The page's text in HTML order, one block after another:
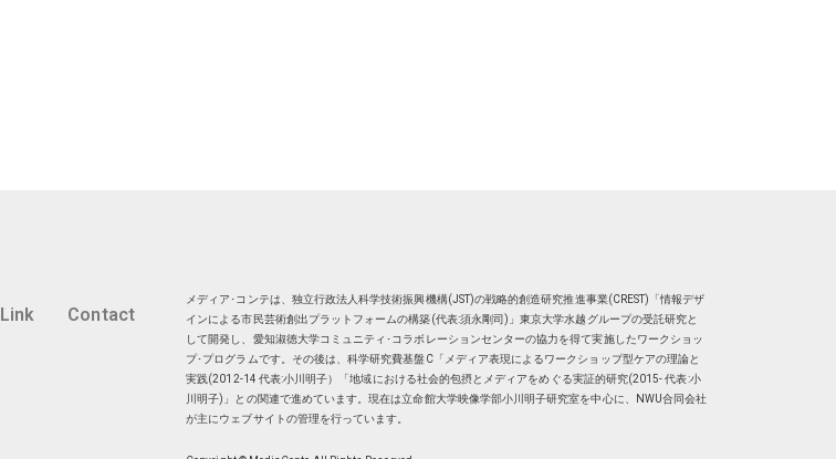
Link Contact
メディア･コンテは、独立行政法人科学技術振興機構(JST)の戦略的創造研究推進事業(CREST)「情報デザ
インによる市民芸術創出プラットフォームの構築(代表:須永剛司)」東京大学水越グループの受託研究と
して開発し、愛知淑徳大学コミュニティ･コラボレーションセンターの協力を得て実施したワークショッ
プ･プログラムです。その後は、科学研究費基盤C「メディア表現によるワークショップ型ケアの理論と
実践(2012-14 代表:小川明子）「地域における社会的包摂とメディアをめぐる実証的研究(2015- 代表:小
川明子)」との関連で進めています。現在は立命館大学映像学部小川明子研究室を中心に、
NWU合同会社
が主にウェブサイトの管理を行っています。